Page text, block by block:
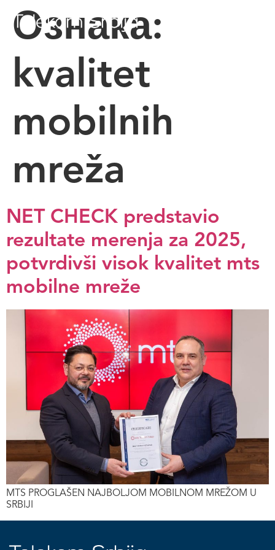
Ознака:
kvalitet
mobilnih
mreža
NET CHECK predstavio
rezultate merenja za 2025,
potvrdivši visok kvalitet mts
mobilne mreže
MTS PROGLAŠEN NAJBOLJOM MOBILNOM MREŽOM U
SRBIJI